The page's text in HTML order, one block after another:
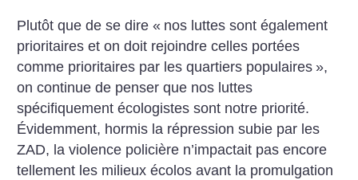
Plutôt que de se dire « nos luttes sont également
prioritaires et on doit rejoindre celles portées
comme prioritaires par les quartiers populaires »,
on continue de penser que nos luttes
spécifiquement écologistes sont notre priorité.
Évidemment, hormis la répression subie par les
ZAD, la violence policière n’impactait pas encore
tellement les milieux écolos avant la promulgation